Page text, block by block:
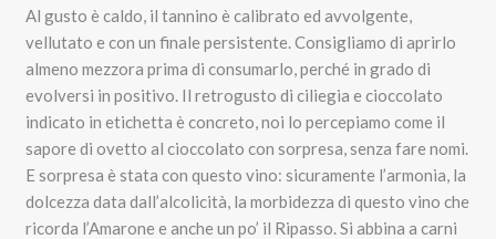
Al gusto è caldo, il tannino è calibrato ed avvolgente,
vellutato e con un finale persistente. Consigliamo di aprirlo
almeno mezzora prima di consumarlo, perché in grado di
evolversi in positivo. Il retrogusto di ciliegia e cioccolato
indicato in etichetta è concreto, noi lo percepiamo come il
sapore di ovetto al cioccolato con sorpresa, senza fare nomi.
E sorpresa è stata con questo vino: sicuramente l’armonia, la
dolcezza data dall’alcolicità, la morbidezza di questo vino che
ricorda l’Amarone e anche un po’ il Ripasso. Si abbina a carni